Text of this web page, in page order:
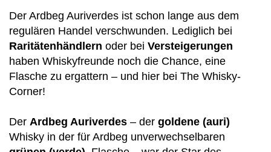
Der Ardbeg Auriverdes ist schon lange aus dem
regulären Handel verschwunden. Lediglich bei
Raritätenhändlern oder bei Versteigerungen
haben Whiskyfreunde noch die Chance, eine
Flasche zu ergattern – und hier bei The Whisky-
Corner!
Der Ardbeg Auriverdes – der goldene (auri)
Whisky in der für Ardbeg unverwechselbaren